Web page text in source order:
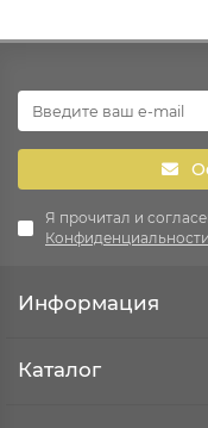
Я прочитал и
Конфиденциальности
Информация
Каталог